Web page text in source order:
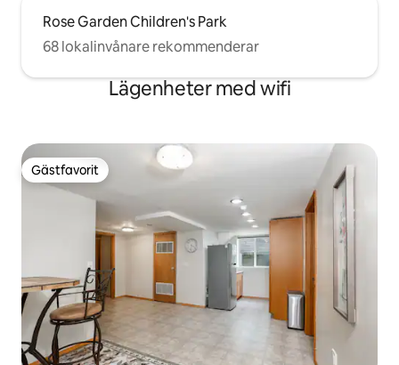
Rose Garden Children's Park
68 lokalinvånare rekommenderar
Lägenheter med wifi
Gästfavorit
Gästfavorit